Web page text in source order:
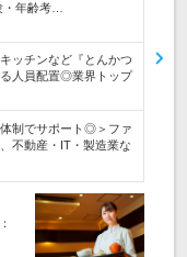
年齢考…
ッチンなど『とんかつ
人員配置◎業界トップ
制でサポート◎＞ファ
不動産・IT・製造業な